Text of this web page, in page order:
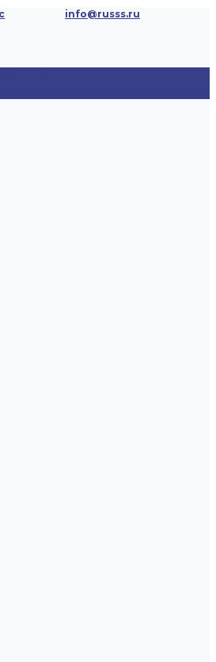
info@russs.ru